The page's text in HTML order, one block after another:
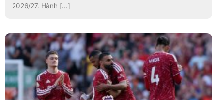
2026/27. Hành [...]